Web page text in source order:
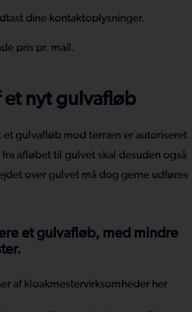
dine kontaktoplysninger.
pris pr. mail.
et nyt gulvafløb
et gulvafløb mod terræn er autoriseret
afløbet til gulvet skal desuden også
over gulvet må dog gerne udføres
et gulvafløb, med mindre
af kloakmestervirksomheder her